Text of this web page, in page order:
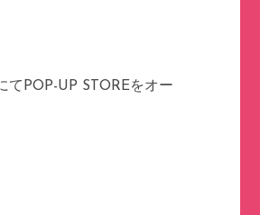
てPOP-UP STOREをオー